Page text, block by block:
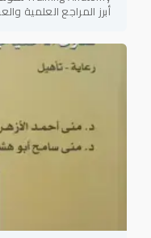
أبرز المراجع العلمية